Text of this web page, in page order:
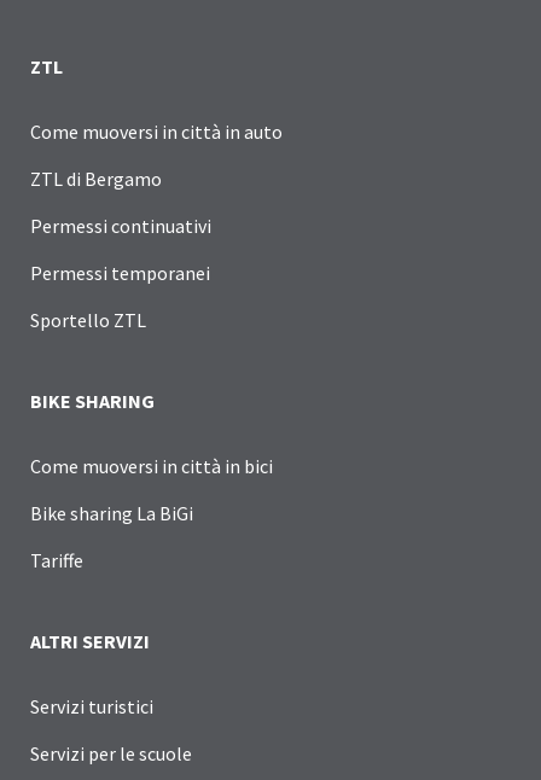
ZTL
Come muoversi in città in auto
ZTL di Bergamo
Permessi continuativi
Permessi temporanei
Sportello ZTL
BIKE SHARING
Come muoversi in città in bici
Bike sharing La BiGi
Tariffe
ALTRI SERVIZI
Servizi turistici
Servizi per le scuole